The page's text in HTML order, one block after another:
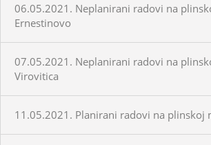
06.05.2021. Neplanirani radovi na
Ernestinovo
07.05.2021. Neplanirani radovi na
Virovitica
11.05.2021. Planirani radovi na plinskoj